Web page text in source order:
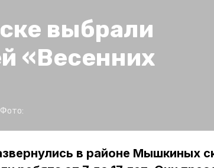
выбрали
«Весенних
Фото:
в районе Мышкиных